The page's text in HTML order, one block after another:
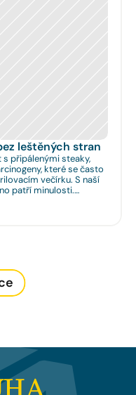
leštěných stran
s připálenými steaky,
které se často
večírku. S naší
patří minulosti.